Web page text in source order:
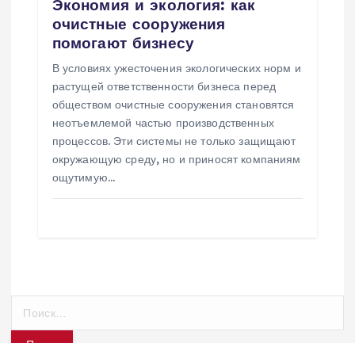
Экономия и экология: как
очистные сооружения
помогают бизнесу
В условиях ужесточения экологических норм и
растущей ответственности бизнеса перед
обществом очистные сооружения становятся
неотъемлемой частью производственных
процессов. Эти системы не только защищают
окружающую среду, но и приносят компаниям
ощутимую…